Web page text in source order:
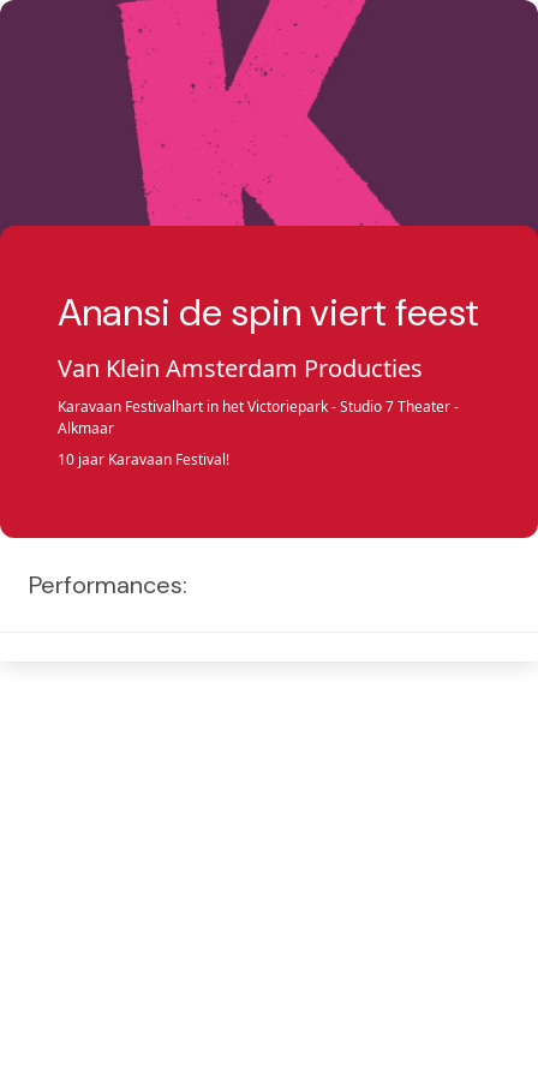
Anansi de spin viert feest
Van Klein Amsterdam Producties
Karavaan Festivalhart in het Victoriepark - Studio 7 Theater -
Alkmaar
10 jaar Karavaan Festival!
Performances: